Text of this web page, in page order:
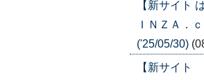
【新サイト
ＩＮＺＡ．
('25/05/30)
【新サイト